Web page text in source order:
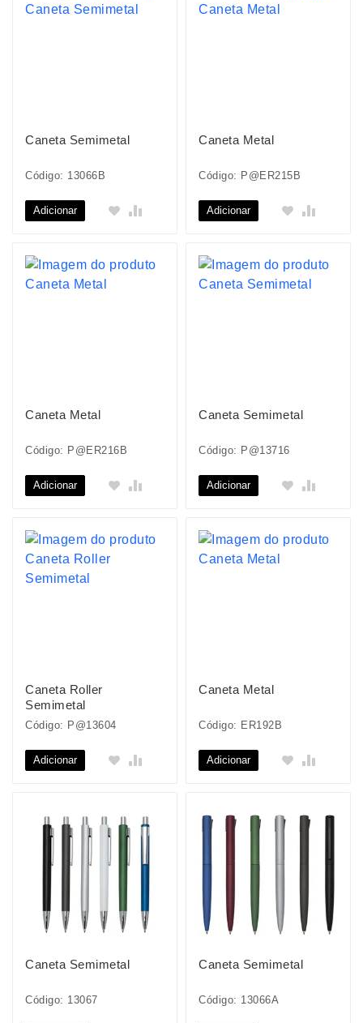
Caneta Semimetal
Código: 13066B
Adicionar
Caneta Metal
Código: P@ER215B
Adicionar
Caneta Metal
Código: P@ER216B
Adicionar
Caneta Semimetal
Código: P@13716
Adicionar
Caneta Roller
Semimetal
Código: P@13604
Adicionar
Caneta Metal
Código: ER192B
Adicionar
Caneta Semimetal
Código: 13067
Caneta Semimetal
Código: 13066A